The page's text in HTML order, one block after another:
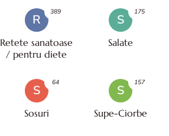
R
Retete sanatoase
/ pentru diete
389
S
Salate
175
S
Sosuri
64
S
Supe-Ciorbe
157